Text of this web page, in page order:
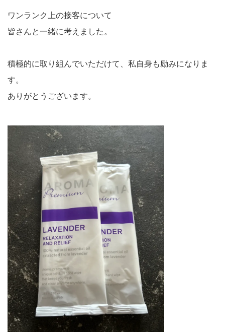
ワンランク上の接客について
皆さんと一緒に考えました。
積極的に取り組んでいただけて、私自身も励みになりま
す。
ありがとうございます。